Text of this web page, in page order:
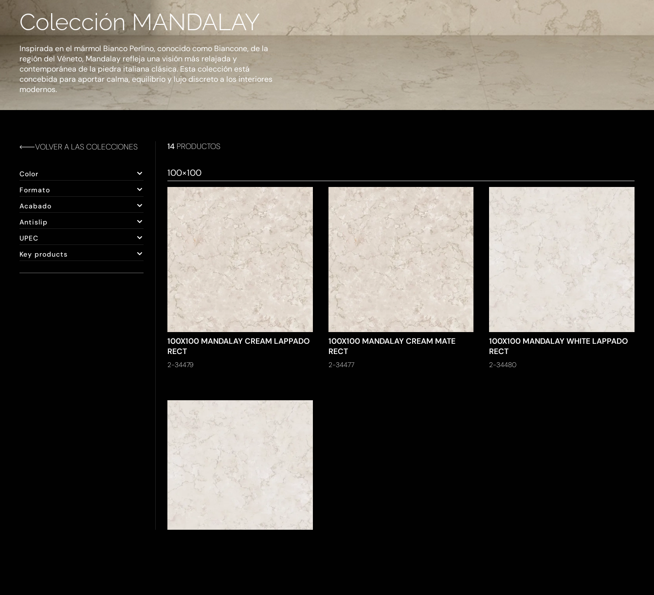
Colección MANDALAY
Inspirada en el mármol Bianco Perlino, conocido como Biancone, de la
región del Véneto, Mandalay refleja una visión más relajada y
contemporánea de la piedra italiana clásica. Esta colección está
concebida para aportar calma, equilibrio y lujo discreto a los interiores
modernos.
VOLVER A LAS COLECCIONES
Color
Formato
Acabado
Antislip
UPEC
Key products
14 PRODUCTOS
100×100
100X100 MANDALAY CREAM LAPPADO
RECT
2-34479
100X100 MANDALAY CREAM MATE
RECT
2-34477
100X100 MANDALAY WHITE LAPPADO
RECT
2-34480